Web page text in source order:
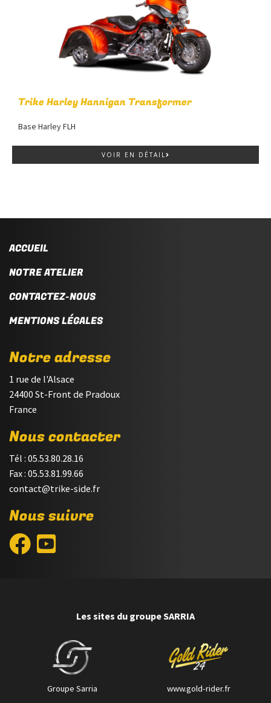
Trike Harley Hannigan Transformer
Base Harley FLH
VOIR EN DÉTAIL
ACCUEIL
NOTRE ATELIER
CONTACTEZ-NOUS
MENTIONS LÉGALES
Notre adresse
1 rue de l'Alsace
24400 St-Front de Pradoux
France
Nous contacter
Tél : 05.53.80.28.16
Fax : 05.53.81.99.66
contact@trike-side.fr
Nous suivre
Les sites du groupe SARRIA
Groupe Sarria www.gold-rider.fr